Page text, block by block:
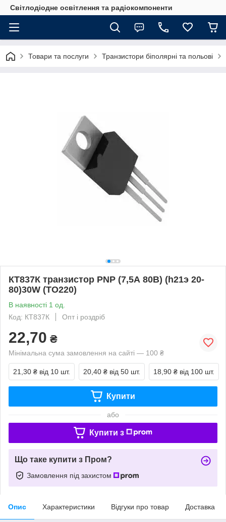
Світлодіодне освітлення та радіокомпоненти
Товари та послуги Транзистори біполярні та польові
КТ837К транзистор PNP (7,5А 80В) (h21э 20-
80)30W (ТО220)
В наявності 1 од.
Код: КТ837К
Опт і роздріб
22,70 ₴
Мінімальна сума замовлення на сайті — 100 ₴
21,30 ₴ від 10 шт. 20,40 ₴ від 50 шт. 18,90 ₴ від 100 шт.
Купити
або
Купити з
Що таке купити з Пром?
Замовлення під захистом
Опис Характеристики Відгуки про товар Доставка